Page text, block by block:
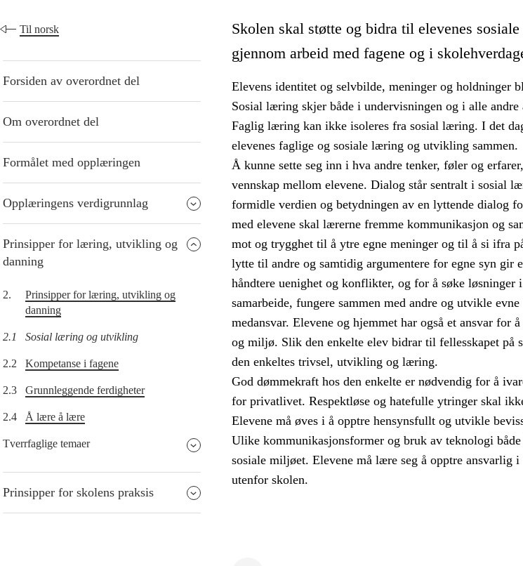
Til norsk
Forsiden av overordnet del
Om overordnet del
Formålet med opplæringen
Opplæringens verdigrunnlag
Prinsipper for læring, utvikling og
danning
2.
Prinsipper for læring, utvikling og
danning
2.1 Sosial læring og utvikling
2.2 Kompetanse i fagene
2.3 Grunnleggende ferdigheter
2.4 Å lære å lære
Tverrfaglige temaer
Prinsipper for skolens praksis
Skolen skal støtte og bidra til elevenes
gjennom arbeid med fagene og i
Elevens identitet og selvbilde, meninger og holdninger
Sosial læring skjer både i undervisningen og i alle
Faglig læring kan ikke isoleres fra sosial læring. I det
elevenes faglige og sosiale læring og utvikling sammen.
Å kunne sette seg inn i hva andre tenker, føler og
vennskap mellom elevene. Dialog står sentralt i sosial
formidle verdien og betydningen av en lyttende dialog
med elevene skal lærerne fremme kommunikasjon og
mot og trygghet til å ytre egne meninger og til å si ifra
lytte til andre og samtidig argumentere for egne syn gir
håndtere uenighet og konflikter, og for å søke
samarbeide, fungere sammen med andre og utvikle
medansvar. Elevene og hjemmet har også et ansvar for
og miljø. Slik den enkelte elev bidrar til fellesskapet på
den enkeltes trivsel, utvikling og læring.
God dømmekraft hos den enkelte er nødvendig for å
for privatlivet. Respektløse og hatefulle ytringer skal
Elevene må øves i å opptre hensynsfullt og utvikle
Ulike kommunikasjonsformer og bruk av teknologi
sosiale miljøet. Elevene må lære seg å opptre ansvarlig i
utenfor skolen.